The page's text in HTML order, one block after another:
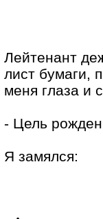
Лейтенант
лист бумаги,
меня глаза и
- Цель
Я замялся: